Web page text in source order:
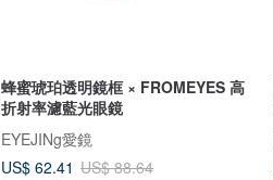
蜂蜜琥珀透明鏡框 × FROMEYES 高
折射率濾藍光眼鏡
EYEJINg愛鏡
US$ 62.41 US$ 88.64